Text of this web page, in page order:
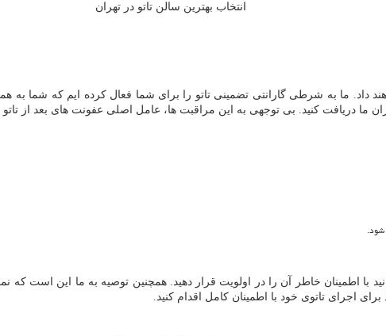
انتخاب بهترین سالن تاتو در تهران
داد. ما به شرطی گارانتی تضمینی تاتو را برای شما فعال کرده ایم که شما
ما دریافت کنید. بی توجهی به این مراقبت ها، عامل اصلی عفونت های بعد از
شود.
با اطمینان خاطر آن را در اولویت قرار دهید. همچنین توصیه به ما این است که
اجرای تاتوی خود با اطمینان کامل اقدام کنید.